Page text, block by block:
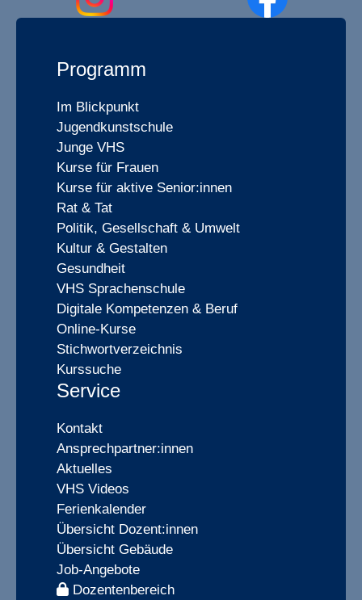
Programm
Im Blickpunkt
Jugendkunstschule
Junge VHS
Kurse für Frauen
Kurse für aktive Senior:innen
Rat & Tat
Politik, Gesellschaft & Umwelt
Kultur & Gestalten
Gesundheit
VHS Sprachenschule
Digitale Kompetenzen & Beruf
Online-Kurse
Stichwortverzeichnis
Kurssuche
Service
Kontakt
Ansprechpartner:innen
Aktuelles
VHS Videos
Ferienkalender
Übersicht Dozent:innen
Übersicht Gebäude
Job-Angebote
Dozentenbereich